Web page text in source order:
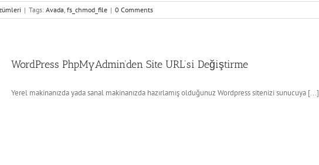
| Tags: Avada, fs_chmod_file | 0 Comments
WordPress PhpMyAdmin’den Site URL’si Değiştirme
Yerel makinanızda yada sanal makinanızda hazırlamış olduğunuz Wordpress sitenizi sunucuya [...]